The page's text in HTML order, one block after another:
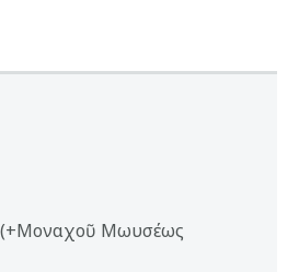
(+Μοναχοῦ Μωυσέως